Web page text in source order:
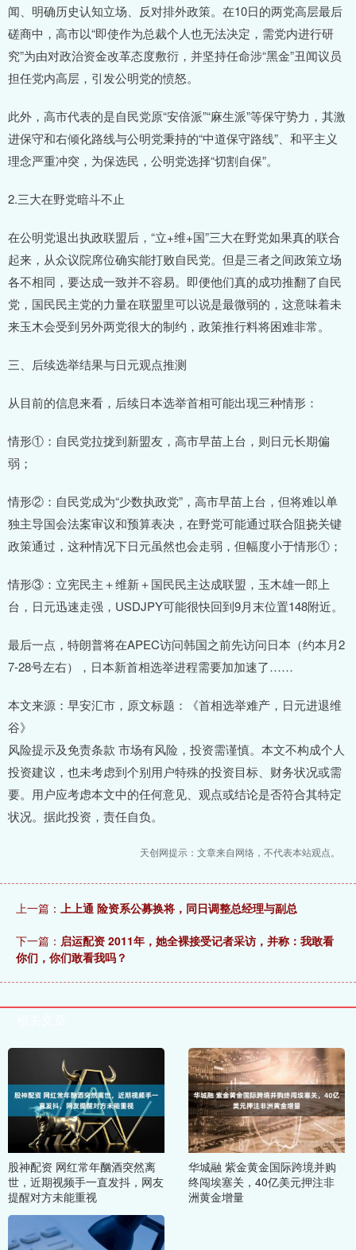
闻、明确历史认知立场、反对排外政策。在10日的两党高层最后
磋商中，高市以“即使作为总裁个人也无法决定，需党内进行研
究”为由对政治资金改革态度敷衍，并坚持任命涉“黑金”丑闻议员
担任党内高层，引发公明党的愤怒。
此外，高市代表的是自民党原“安倍派”“麻生派”等保守势力，其激
进保守和右倾化路线与公明党秉持的“中道保守路线”、和平主义
理念严重冲突，为保选民，公明党选择“切割自保”。
2.三大在野党暗斗不止
在公明党退出执政联盟后，“立+维+国”三大在野党如果真的联合
起来，从众议院席位确实能打败自民党。但是三者之间政策立场
各不相同，要达成一致并不容易。即便他们真的成功推翻了自民
党，国民民主党的力量在联盟里可以说是最微弱的，这意味着未
来玉木会受到另外两党很大的制约，政策推行料将困难非常。
三、后续选举结果与日元观点推测
从目前的信息来看，后续日本选举首相可能出现三种情形：
情形①：自民党拉拢到新盟友，高市早苗上台，则日元长期偏
弱；
情形②：自民党成为“少数执政党”，高市早苗上台，但将难以单
独主导国会法案审议和预算表决，在野党可能通过联合阻挠关键
政策通过，这种情况下日元虽然也会走弱，但幅度小于情形①；
情形③：立宪民主＋维新＋国民民主达成联盟，玉木雄一郎上
台，日元迅速走强，USDJPY可能很快回到9月末位置148附近。
最后一点，特朗普将在APEC访问韩国之前先访问日本（约本月2
7-28号左右），日本新首相选举进程需要加加速了……
本文来源：早安汇市，原文标题：《首相选举难产，日元进退维
谷》
风险提示及免责条款 市场有风险，投资需谨慎。本文不构成个人
投资建议，也未考虑到个别用户特殊的投资目标、财务状况或需
要。用户应考虑本文中的任何意见、观点或结论是否符合其特定
状况。据此投资，责任自负。
天创网提示：文章来自网络，不代表本站观点。
上一篇： 上上通 险资系公募换将，同日调整总经理与副总
下一篇： 启运配资 2011年，她全裸接受记者采访，并称：我敢看
你们，你们敢看我吗？
股神配资 网红常年酗酒突然离
世，近期视频手一直发抖，网友
提醒对方未能重视
华城融 紫金黄金国际跨境并购
终闯埃塞关，40亿美元押注非
洲黄金增量